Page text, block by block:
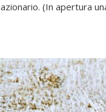
(In apertura